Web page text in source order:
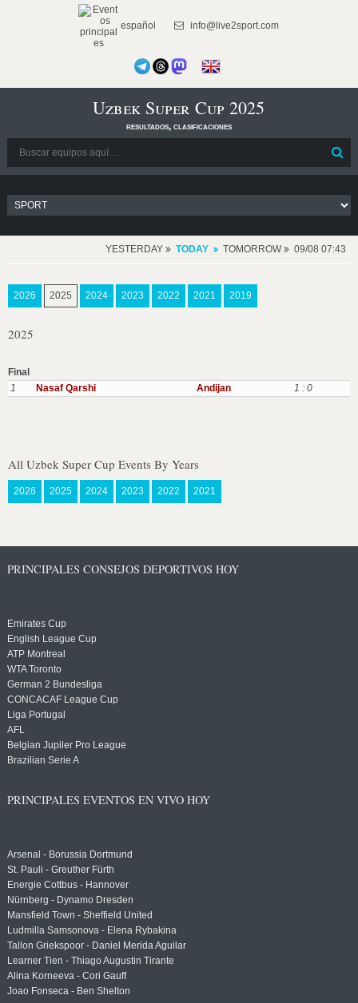
español info@live2sport.com
Uzbek Super Cup 2025
resultados, clasificaciones
YESTERDAY TODAY TOMORROW 09/08 07:43
2026 2025 2024 2023 2022 2021 2019
2025
Final
1
Nasaf Qarshi Andijan 1 : 0
All Uzbek Super Cup Events By Years
2026 2025 2024 2023 2022 2021
PRINCIPALES CONSEJOS DEPORTIVOS HOY
Emirates Cup
English League Cup
ATP Montreal
WTA Toronto
German 2 Bundesliga
CONCACAF League Cup
Liga Portugal
AFL
Belgian Jupiler Pro League
Brazilian Serie A
PRINCIPALES EVENTOS EN VIVO HOY
Arsenal - Borussia Dortmund
St. Pauli - Greuther Fürth
Energie Cottbus - Hannover
Nürnberg - Dynamo Dresden
Mansfield Town - Sheffield United
Ludmilla Samsonova - Elena Rybakina
Tallon Griekspoor - Daniel Merida Aguilar
Learner Tien - Thiago Augustin Tirante
Alina Korneeva - Cori Gauff
Joao Fonseca - Ben Shelton